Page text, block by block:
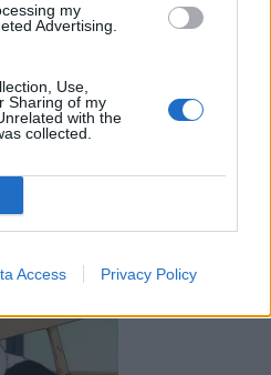
my
Advertising.
Use,
Sharing of my
with the
collected.
Access Privacy Policy
1
1